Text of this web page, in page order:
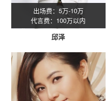
出场费：5万-10万
代言费：100万以内
邱泽